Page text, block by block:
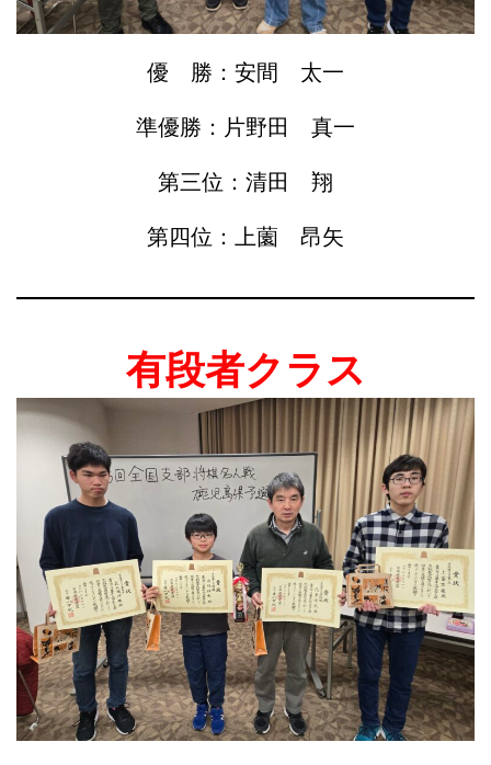
優 勝：安間 太一
準優勝：片野田 真一
第三位：清田 翔
第四位：上薗 昂矢
有段者クラス